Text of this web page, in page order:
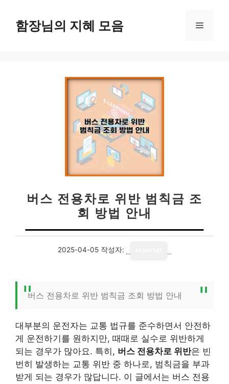
함장님의 지혜 모음 메
버스 전용차로 위반 범칙금 조
회 방법 안내
2025-04-05 작성자:
버스 전용차로 위반 범칙금 조회 방법 안내
대부분의 운전자는 교통 법규를 준수하면서 안전하
게 운전하기를 원하지만, 때때로 실수로 위반하게
되는 경우가 많아요. 특히, 버스 전용차로 위반은 빈
번히 발생하는 교통 위반 중 하나로, 범칙금을 부과
받게 되는 경우가 많답니다. 이 글에서는 버스 전용